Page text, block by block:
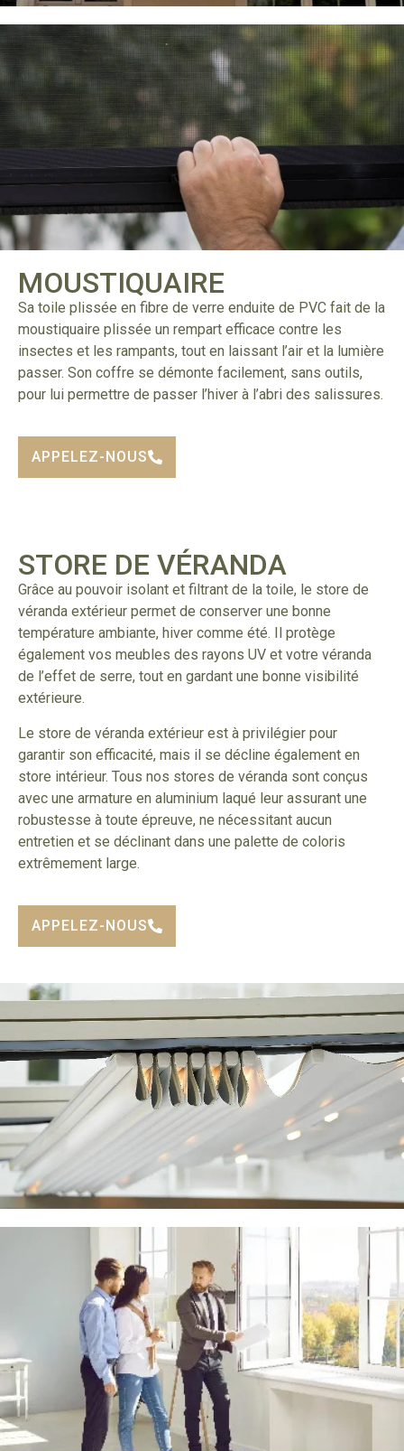
MOUSTIQUAIRE
Sa toile plissée en fibre de verre enduite de PVC fait de la
moustiquaire plissée un rempart efficace contre les
insectes et les rampants, tout en laissant l’air et la lumière
passer. Son coffre se démonte facilement, sans outils,
pour lui permettre de passer l’hiver à l’abri des salissures.
APPELEZ-NOUS
STORE DE VÉRANDA
Grâce au pouvoir isolant et filtrant de la toile, le store de
véranda extérieur permet de conserver une bonne
température ambiante, hiver comme été. Il protège
également vos meubles des rayons UV et votre véranda
de l’effet de serre, tout en gardant une bonne visibilité
extérieure.
Le store de véranda extérieur est à privilégier pour
garantir son efficacité, mais il se décline également en
store intérieur. Tous nos stores de véranda sont conçus
avec une armature en aluminium laqué leur assurant une
robustesse à toute épreuve, ne nécessitant aucun
entretien et se déclinant dans une palette de coloris
extrêmement large.
APPELEZ-NOUS